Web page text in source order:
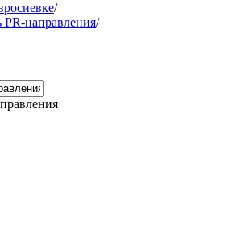
/
PR-направления/